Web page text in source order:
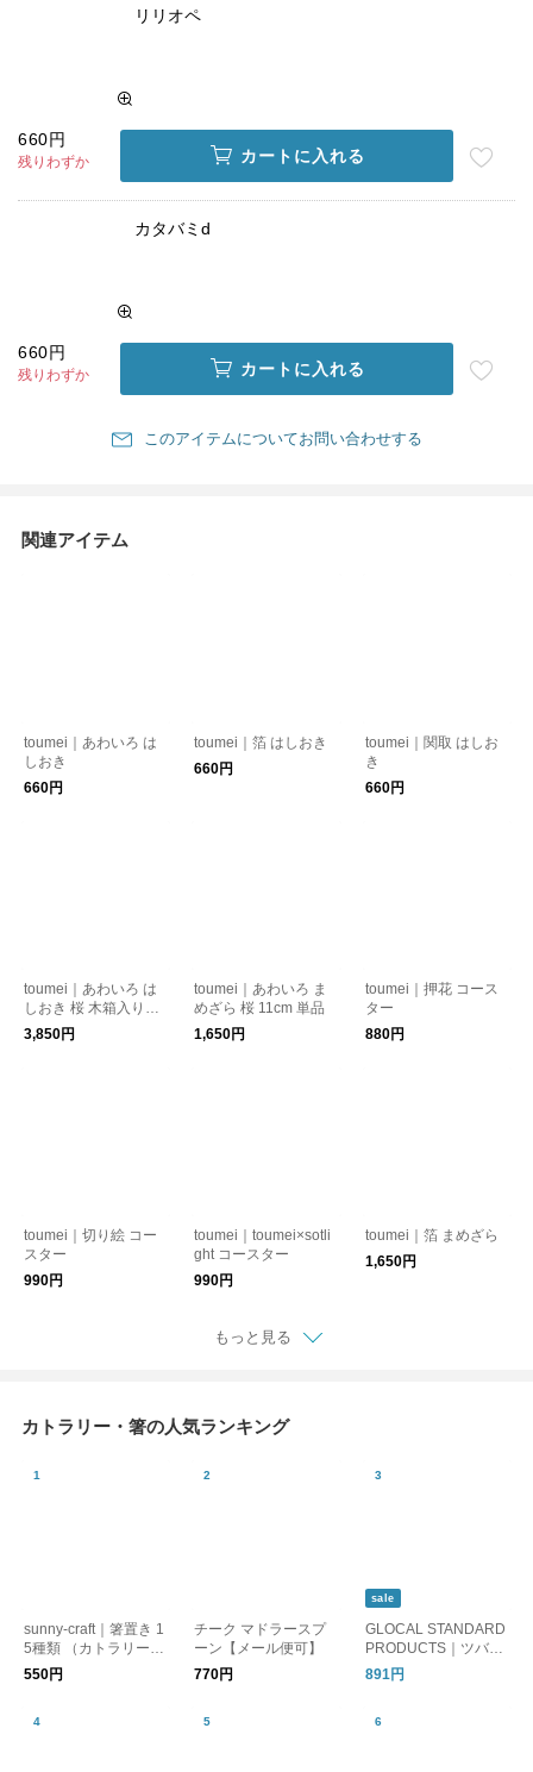
リリオペ
660円
残りわずか カートに入れる
カタバミd
660円
残りわずか カートに入れる
このアイテムについてお問い合わせする
関連アイテム
toumei｜あわいろ は
しおき
660円
toumei｜箔 はしおき
660円
toumei｜関取 はしお
き
660円
toumei｜あわいろ は
しおき 桜 木箱入り５
個セット
3,850円
toumei｜あわいろ ま
めざら 桜 11cm 単品
1,650円
toumei｜押花 コース
ター
880円
toumei｜切り絵 コー
スター
990円
toumei｜toumei×sotli
ght コースター
990円
toumei｜箔 まめざら
1,650円
もっと見る
カトラリー・箸の人気ランキング
sunny-craft｜箸置き 1
5種類 （カトラリーレ
スト）サニークラフト
信楽焼 はしおき【リ
活】【プレゼント】
550円
チーク マドラースプ
ーン【メール便可】
770円
sale
GLOCAL STANDARD
PRODUCTS｜ツバメ
アイスクリームスプー
ン/アルミスプーン
891円